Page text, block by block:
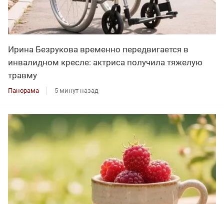
Ирина Безрукова временно передвигается в
инвалидном кресле: актриса получила тяжелую
травму
Панорама 5 минут назад